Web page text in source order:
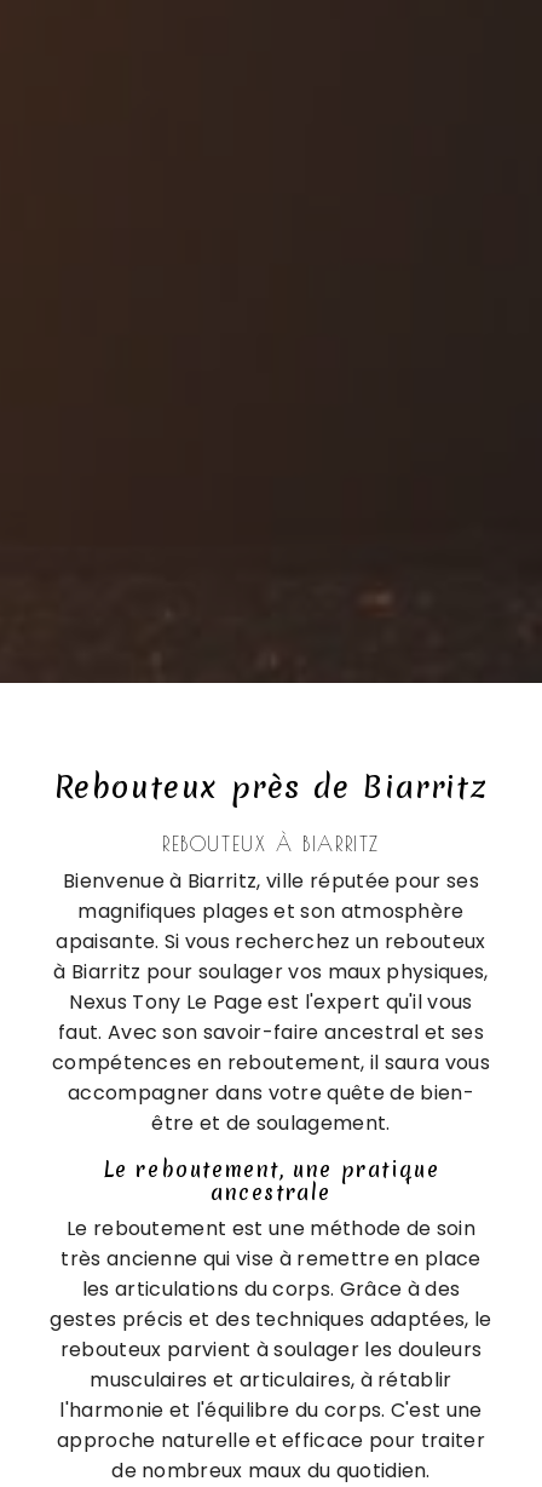
Rebouteux près de Biarritz
REBOUTEUX À BIARRITZ
Bienvenue à Biarritz, ville réputée pour ses
magnifiques plages et son atmosphère
apaisante. Si vous recherchez un rebouteux
à Biarritz pour soulager vos maux physiques,
Nexus Tony Le Page est l'expert qu'il vous
faut. Avec son savoir-faire ancestral et ses
compétences en reboutement, il saura vous
accompagner dans votre quête de bien-
être et de soulagement.
Le reboutement, une pratique
ancestrale
Le reboutement est une méthode de soin
très ancienne qui vise à remettre en place
les articulations du corps. Grâce à des
gestes précis et des techniques adaptées, le
rebouteux parvient à soulager les douleurs
musculaires et articulaires, à rétablir
l'harmonie et l'équilibre du corps. C'est une
approche naturelle et efficace pour traiter
de nombreux maux du quotidien.